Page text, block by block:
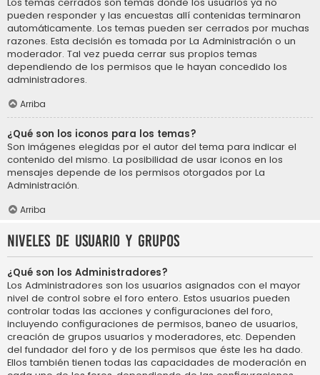
pueden responder y las encuestas allí contenidas terminaron
automáticamente. Los temas pueden ser cerrados por muchas
razones. Esta decisión es tomada por La Administración o un
moderador. Tal vez pueda cerrar sus propios temas
dependiendo de los permisos que le hayan concedido los
administradores.
Arriba
¿Qué son los iconos para los temas?
Son imágenes elegidas por el autor del tema para indicar el
contenido del mismo. La posibilidad de usar iconos en los
mensajes depende de los permisos otorgados por La
Administración.
Arriba
Niveles de usuario y grupos
¿Qué son los Administradores?
Los Administradores son los usuarios asignados con el mayor
nivel de control sobre el foro entero. Estos usuarios pueden
controlar todas las acciones y configuraciones del foro,
incluyendo configuraciones de permisos, baneo de usuarios,
creación de grupos usuarios y moderadores, etc. Dependen
del fundador del foro y de los permisos que éste les ha dado.
Ellos también tienen todas las capacidades de moderación en